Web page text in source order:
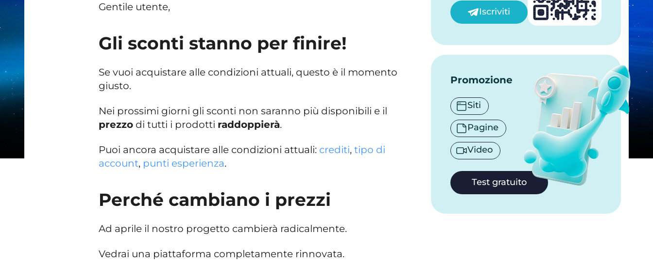
Gentile utente,
Gli sconti stanno per finire!
Se vuoi acquistare alle condizioni attuali, questo è il momento
giusto.
Nei prossimi giorni gli sconti non saranno più disponibili e il
prezzo di tutti i prodotti raddoppierà.
Puoi ancora acquistare alle condizioni attuali: crediti,tipo di
account, punti esperienza.
Perché cambiano i prezzi
Ad aprile il nostro progetto cambierà radicalmente.
Vedrai una piattaforma completamente rinnovata.
Iscriviti
Promozione
Siti
Pagine
Video
Test gratuito